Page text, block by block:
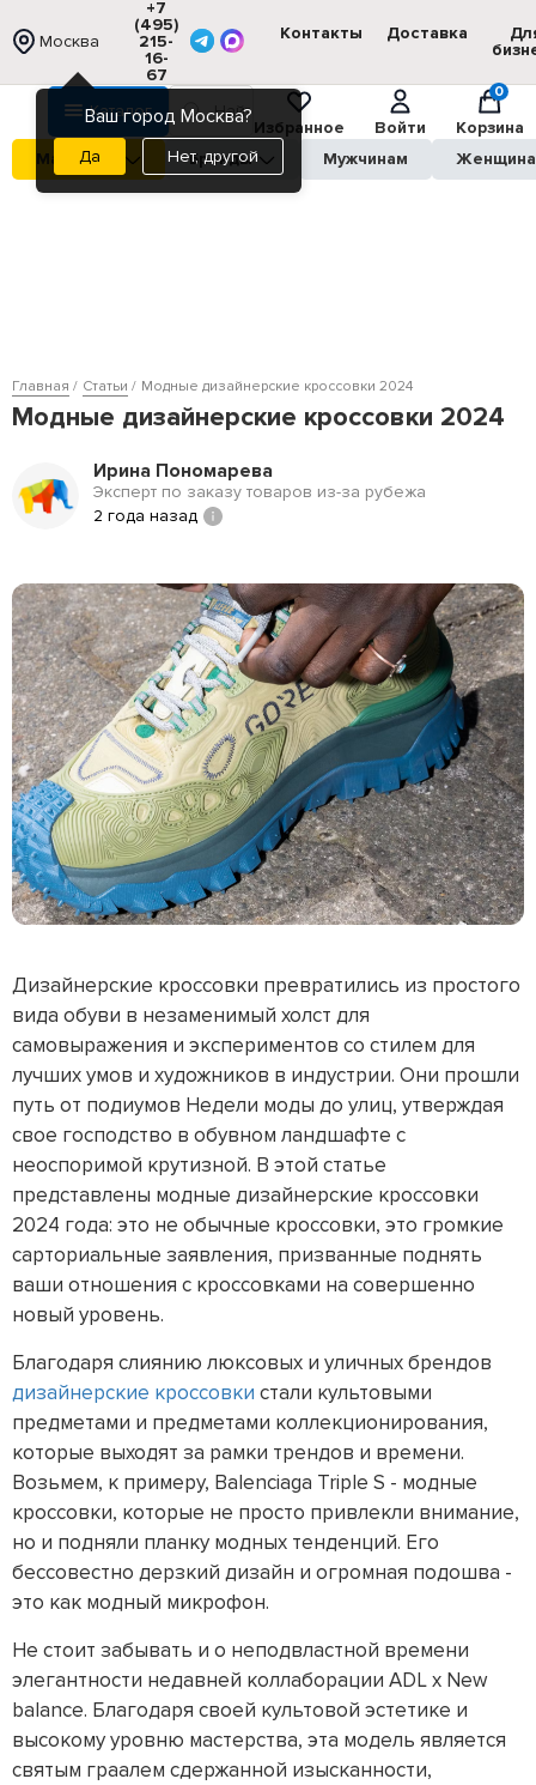
Москва
Ваш город Москва?
Нет, другой
+7
(495)
215-
16-
67
Контакты Доставка
Каталог
Избранное
Войти
0
Корзина
Магазины
Бренды Мужчинам
Главная Статьи Модные дизайнерские кроссовки 2024
Модные дизайнерские кроссовки 2024
Ирина Пономарева
Эксперт по заказу товаров из-за рубежа
2 года назад
Дизайнерские кроссовки превратились из простого
вида обуви в незаменимый холст для
самовыражения и экспериментов со стилем для
лучших умов и художников в индустрии. Они прошли
путь от подиумов Недели моды до улиц, утверждая
свое господство в обувном ландшафте с
неоспоримой крутизной. В этой статье
представлены модные дизайнерские кроссовки
2024 года: это не обычные кроссовки, это громкие
сарториальные заявления, призванные поднять
ваши отношения с кроссовками на совершенно
новый уровень.
Благодаря слиянию люксовых и уличных брендов
дизайнерские кроссовки стали культовыми
предметами и предметами коллекционирования,
которые выходят за рамки трендов и времени.
Возьмем, к примеру, Balenciaga Triple S - модные
кроссовки, которые не просто привлекли внимание,
но и подняли планку модных тенденций. Его
бессовестно дерзкий дизайн и огромная подошва -
это как модный микрофон.
Не стоит забывать и о неподвластной времени
элегантности недавней коллаборации ADL x New
balance. Благодаря своей культовой эстетике и
высокому уровню мастерства, эта модель является
святым граалем сдержанной изысканности,